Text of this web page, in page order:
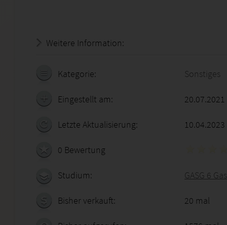
Weitere Information:
Kategorie: Sonstiges
Eingestellt am:
Letzte Aktualisierung: 10.04.2023
0 Bewertung
Studium: GASG 6
Bisher verkauft: 20 mal